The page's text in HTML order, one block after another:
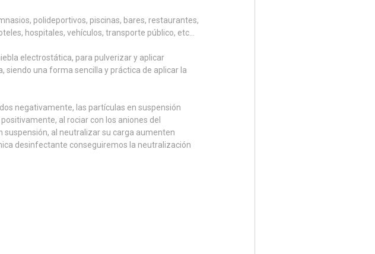
polideportivos, piscinas, bares, restaurantes,
hospitales, vehículos, transporte público, etc…
electrostática, para pulverizar y aplicar
una forma sencilla y práctica de aplicar la
negativamente, las partículas en suspensión
al rociar con los aniones del
suspensión, al neutralizar su carga aumenten
desinfectante conseguiremos la neutralización